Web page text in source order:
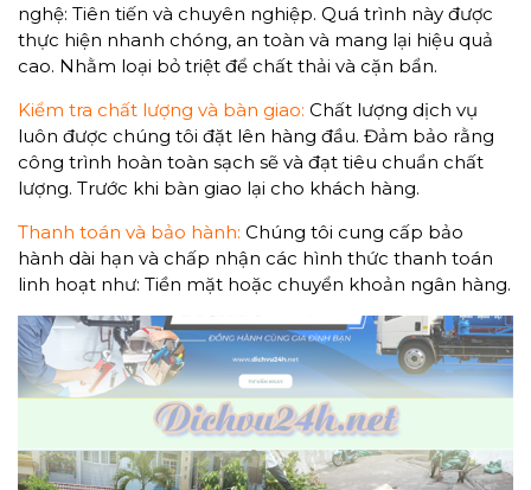
nghệ: Tiên tiến và chuyên nghiệp. Quá trình này được
thực hiện nhanh chóng, an toàn và mang lại hiệu quả
cao. Nhằm loại bỏ triệt để chất thải và cặn bẩn.
Kiểm tra chất lượng và bàn giao: Chất lượng dịch vụ
luôn được chúng tôi đặt lên hàng đầu. Đảm bảo rằng
công trình hoàn toàn sạch sẽ và đạt tiêu chuẩn chất
lượng. Trước khi bàn giao lại cho khách hàng.
Thanh toán và bảo hành: Chúng tôi cung cấp bảo
hành dài hạn và chấp nhận các hình thức thanh toán
linh hoạt như: Tiền mặt hoặc chuyển khoản ngân hàng.